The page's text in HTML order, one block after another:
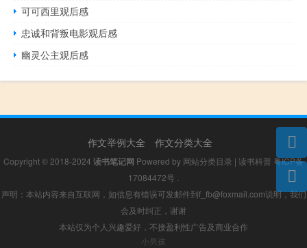
可可西里观后感
忠诚和背叛电影观后感
幽灵公主观后感
作文举例大全 作文分类大全
Copyright © 2018-2024 读书笔记网 Powered by 网站分类目录 | 读书科普 粤ICP备
17084472号
声明：本站内容来自互联网，如信息有错误可发邮件到f_fb@foxmail.com说明，我们
会及时纠正，谢谢
本站仅为个人兴趣爱好，不接盈利性广告及商业合作
小男孩